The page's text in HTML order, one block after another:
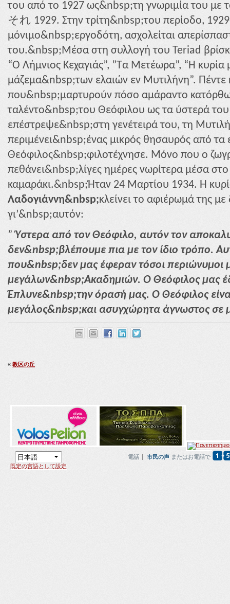
του από το 1927 ως&nbsp;τη γνωριμία του με
それ 1929. Στην τρίτη&nbsp;του περίοδο,
μόνιμο&nbsp;εργοδότη, ασχολείται
του.&nbsp;Μέσα στη συλλογή του Teriad
“Ο Λήμνιος Κεχαγιάς”, ”Τα Μετέωρα”, “Η κυρία
μάζεμα&nbsp;των ελαιών εν Μυτιλήνη”. Πέντε
που&nbsp;μαρτυρούν πόσο αμάραντο
ταλέντο&nbsp;του Θεόφιλου ως τα ύστερά
επέστρεψε&nbsp;στη γενέτειρά του, τη
περιμένει&nbsp;ένας μικρός θησαυρός από τα
Θεόφιλος&nbsp;φιλοτέχνησε. Μόνο που ο
πεθάνει&nbsp;λίγες ημέρες νωρίτερα μέσα
καμαράκι.&nbsp;Ήταν 24 Μαρτίου 1934. Η
Λαδογιάννη&nbsp;κλείνει το αφιέρωμά της
γι’&nbsp;αυτόν:
”Ύστερα από τον Θεόφιλο, αυτόν τον
δεν&nbsp;βλέπουμε πια με τον ίδιο τρόπο.
που&nbsp;δεν μας έφεραν τόσοι περιώνυμοι
μεγάλων&nbsp;Ακαδημιών. Ο Θεόφιλος μας
Έπλυνε&nbsp;την όρασή μας. Ο Θεόφιλος
μεγάλος&nbsp;και ασυγχώρητα άγνωστος σε
« 教区の丘
既定の言語として設定
電話 市民の声 またはお電話で